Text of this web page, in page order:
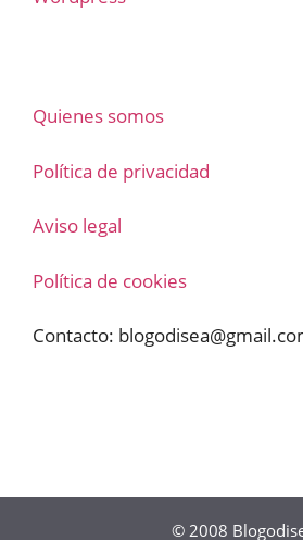
Quienes somos
Política de privacidad
Aviso legal
Política de cookies
Contacto:
© 2008